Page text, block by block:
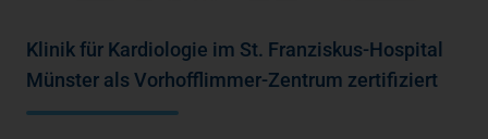
Klinik für Kardiologie im St. Franziskus-Hospital
Münster als Vorhofflimmer-Zentrum zertifiziert